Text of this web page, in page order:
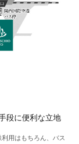
段に便利な立地
用はもちろん、バス